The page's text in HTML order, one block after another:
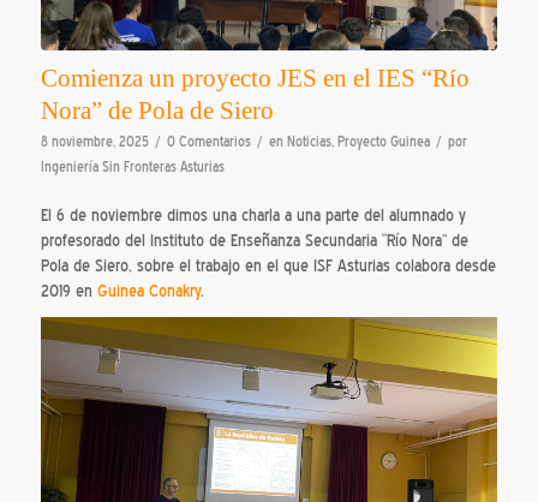
Comienza un proyecto JES en el IES “Río
Nora” de Pola de Siero
8 noviembre, 2025 / 0 Comentarios / en Noticias, Proyecto Guinea / por
Ingeniería Sin Fronteras Asturias
El 6 de noviembre dimos una charla a una parte del alumnado y
profesorado del Instituto de Enseñanza Secundaria “Río Nora” de
Pola de Siero, sobre el trabajo en el que ISF Asturias colabora desde
2019 en Guinea Conakry.